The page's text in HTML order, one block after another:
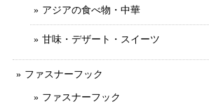
アジアの食べ物・中華
甘味・デザート・スイーツ
ファスナーフック
ファスナーフック